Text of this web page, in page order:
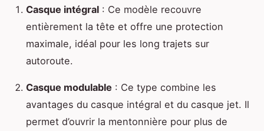
Casque intégral : Ce modèle recouvre
entièrement la tête et offre une protection
maximale, idéal pour les long trajets sur
autoroute.
Casque modulable : Ce type combine les
avantages du casque intégral et du casque jet. Il
permet d’ouvrir la mentonnière pour plus de